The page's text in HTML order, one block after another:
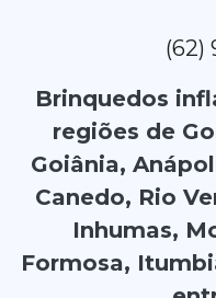
(62)
Brinquedos
regiões de
Goiânia,
Canedo, Rio
Inhumas,
Formosa,